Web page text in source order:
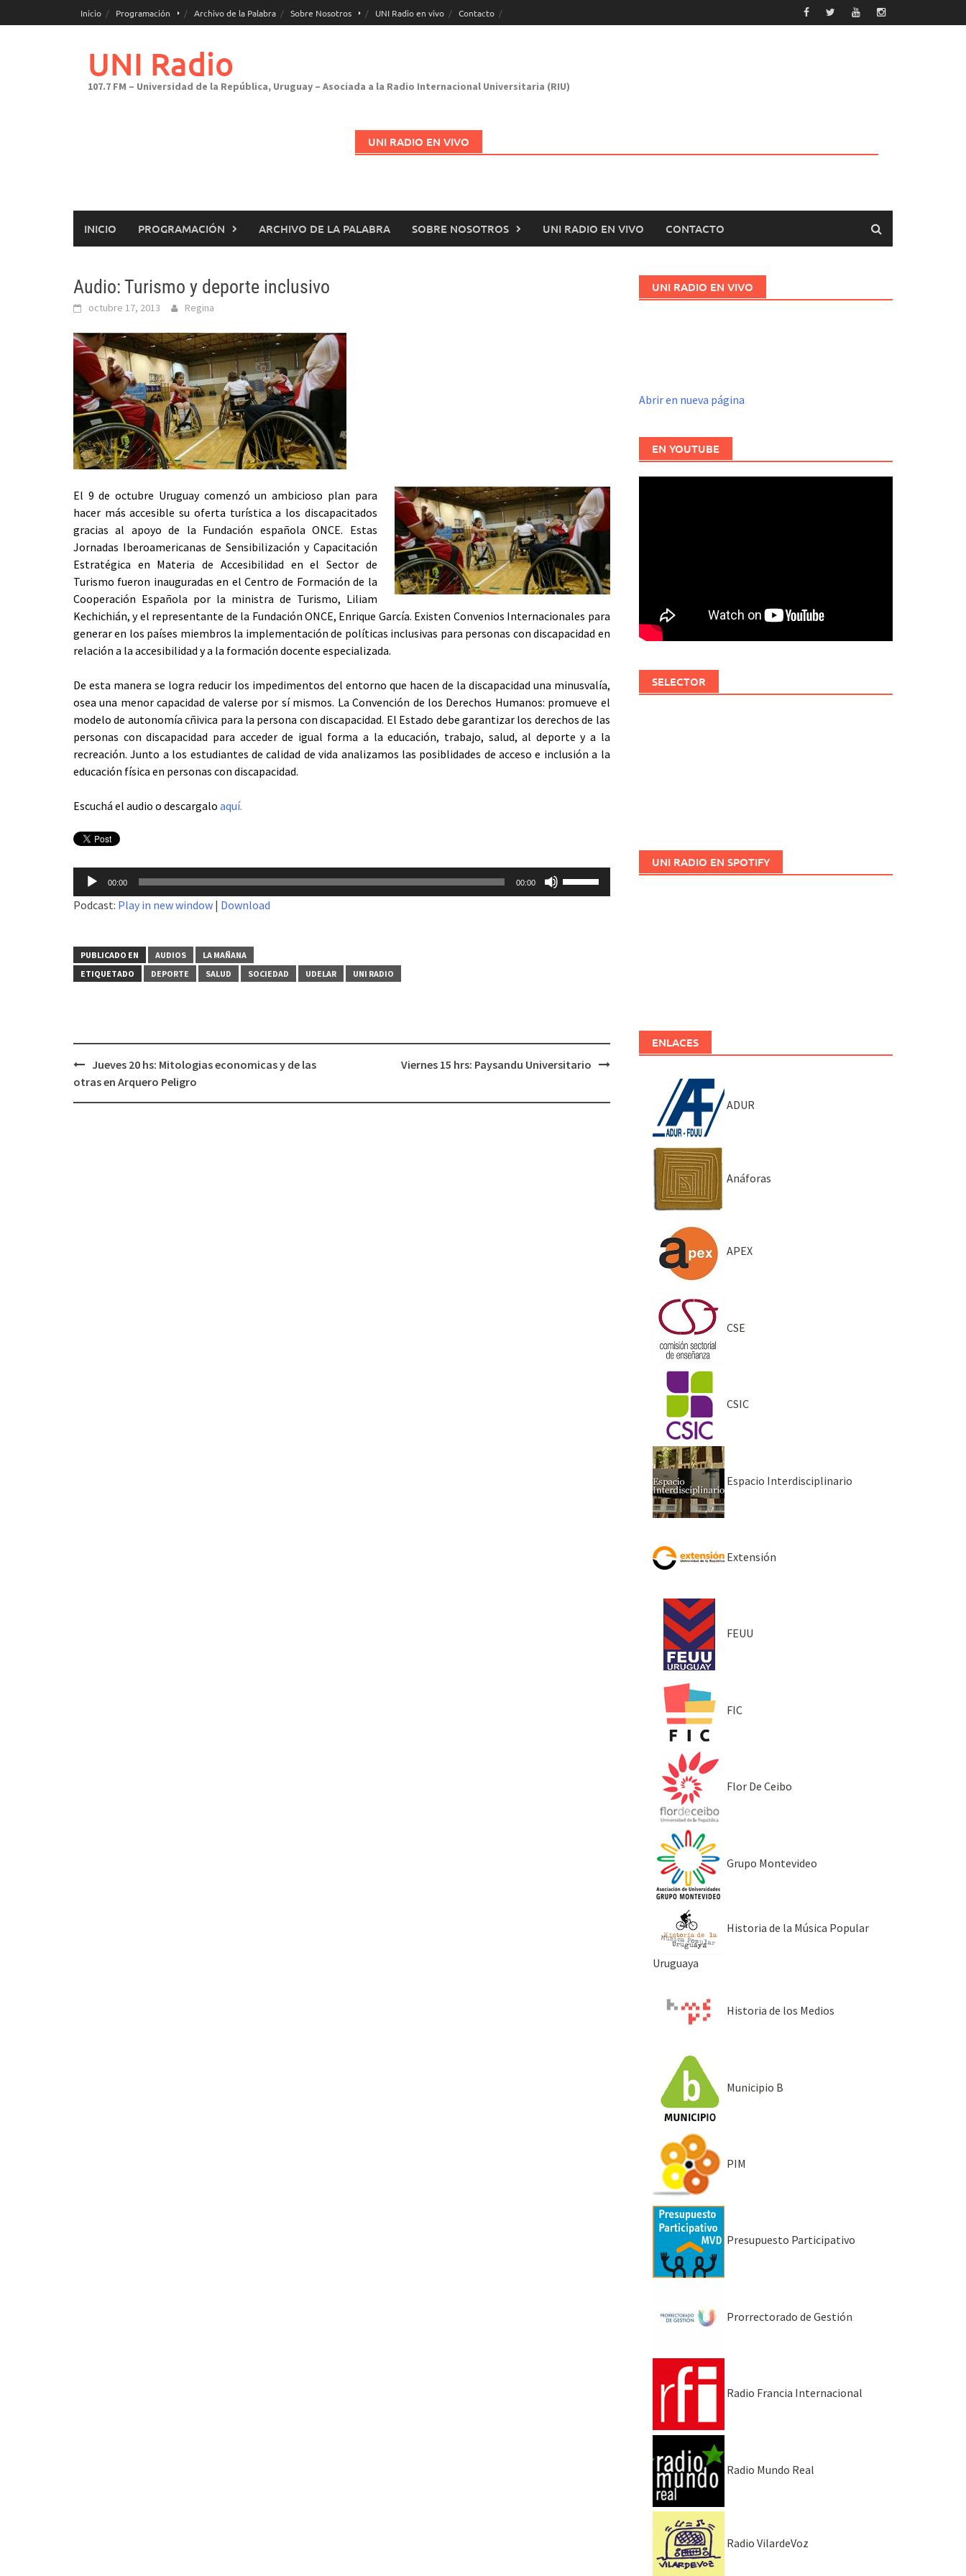
al
Inicio Programación Archivo de la Palabra Sobre Nosotros UNI Radio en vivo Contacto
UNI Radio
107.7 FM – Universidad de la República, Uruguay – Asociada a la Radio Internacional Universitaria (RIU)
UNI RADIO EN VIVO
INICIO PROGRAMACIÓN ARCHIVO DE LA PALABRA SOBRE NOSOTROS UNI RADIO EN VIVO CONTACTO
Audio: Turismo y deporte inclusivo
octubre 17, 2013 Regina
El 9 de octubre Uruguay comenzó un ambicioso plan para
hacer más accesible su oferta turística a los discapacitados
gracias al apoyo de la Fundación española ONCE. Estas
Jornadas Iberoamericanas de Sensibilización y Capacitación
Estratégica en Materia de Accesibilidad en el Sector de
Turismo fueron inauguradas en el Centro de Formación de la
Cooperación Española por la ministra de Turismo, Liliam
Kechichián, y el representante de la Fundación ONCE, Enrique García. Existen Convenios Internacionales para
generar en los países miembros la implementación de políticas inclusivas para personas con discapacidad en
relación a la accesibilidad y a la formación docente especializada.
De esta manera se logra reducir los impedimentos del entorno que hacen de la discapacidad una minusvalía,
osea una menor capacidad de valerse por sí mismos. La Convención de los Derechos Humanos: promueve el
modelo de autonomía cñivica para la persona con discapacidad. El Estado debe garantizar los derechos de las
personas con discapacidad para acceder de igual forma a la educación, trabajo, salud, al deporte y a la
recreación. Junto a los estudiantes de calidad de vida analizamos las posiblidades de acceso e inclusión a la
educación física en personas con discapacidad.
Escuchá el audio o descargalo aquí.
Reproductor
de
audio
00:00 00:00
el
volumen.
Podcast: Play in new window | Download
PUBLICADO EN AUDIOS
LA MAÑANA
ETIQUETADO
DEPORTE SALUD SOCIEDAD UDELAR UNI RADIO
Navegación
Jueves 20 hs: Mitologias economicas y de las
otras en Arquero Peligro
Viernes 15 hrs: Paysandu Universitario
UNI RADIO EN VIVO
Abrir en nueva página
EN YOUTUBE
SELECTOR
UNI RADIO EN SPOTIFY
ENLACES
ADUR
Anáforas
APEX
CSE
CSIC
Espacio Interdisciplinario
Extensión
FEUU
FIC
Flor De Ceibo
Grupo Montevideo
Historia de la Música Popular
Uruguaya
Historia de los Medios
Municipio B
PIM
Presupuesto Participativo
Prorrectorado de Gestión
Radio Francia Internacional
Radio Mundo Real
Radio VilardeVoz